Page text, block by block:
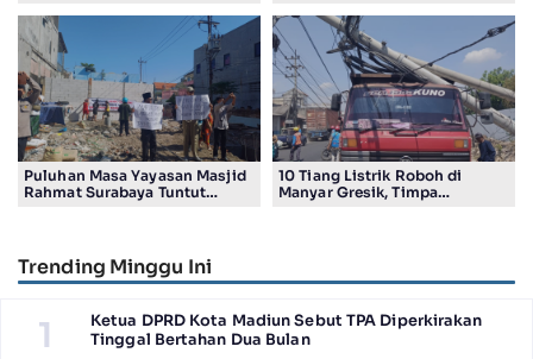
Pengurus
Puluhan Masa Yayasan Masjid
Rahmat Surabaya Tuntut
10 Tiang Listrik Roboh di
Manyar Gresik, Timpa
Trending Minggu Ini
1
Ketua DPRD Kota Madiun Sebut TPA Diperkirakan
Tinggal Bertahan Dua Bulan